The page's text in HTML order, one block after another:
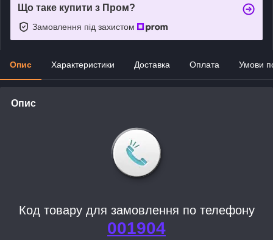
Що таке купити з Пром?
Замовлення під захистом
Опис Характеристики Доставка Оплата Умови
Опис
Код товару для замовлення по телефону
001904